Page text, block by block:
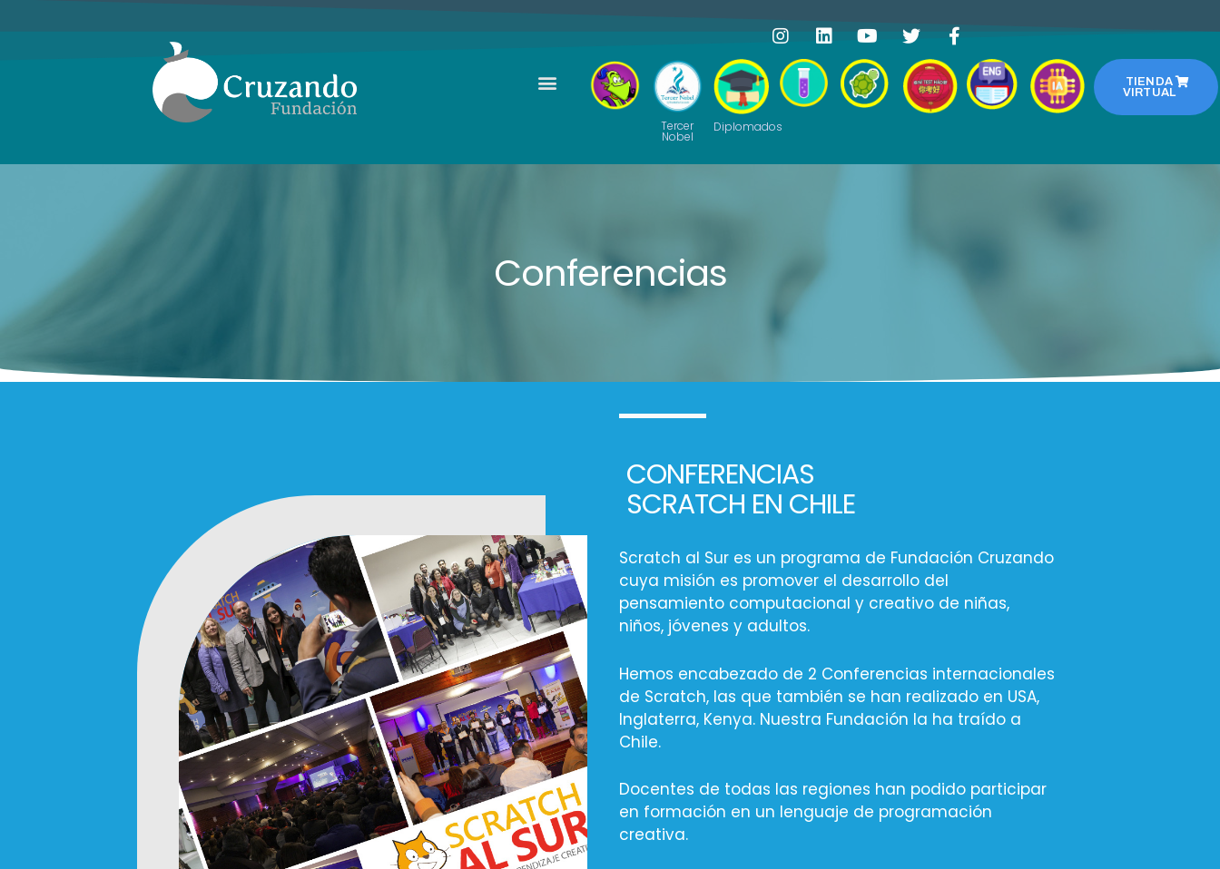
Tercer
Nobel
Diplomados
TIENDA
VIRTUAL
Conferencias
CONFERENCIAS
SCRATCH EN CHILE
Scratch al Sur es un programa de Fundación Cruzando
cuya misión es promover el desarrollo del
pensamiento computacional y creativo de niñas,
niños, jóvenes y adultos.
Hemos encabezado de 2 Conferencias internacionales
de Scratch, las que también se han realizado en USA,
Inglaterra, Kenya. Nuestra Fundación la ha traído a
Chile.
Docentes de todas las regiones han podido participar
en formación en un lenguaje de programación
creativa.